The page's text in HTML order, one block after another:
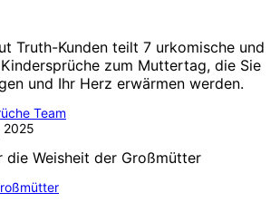
Truth-Kunden teilt 7 urkomische und
zum Muttertag, die Sie
und Ihr Herz erwärmen werden.
Team
2025